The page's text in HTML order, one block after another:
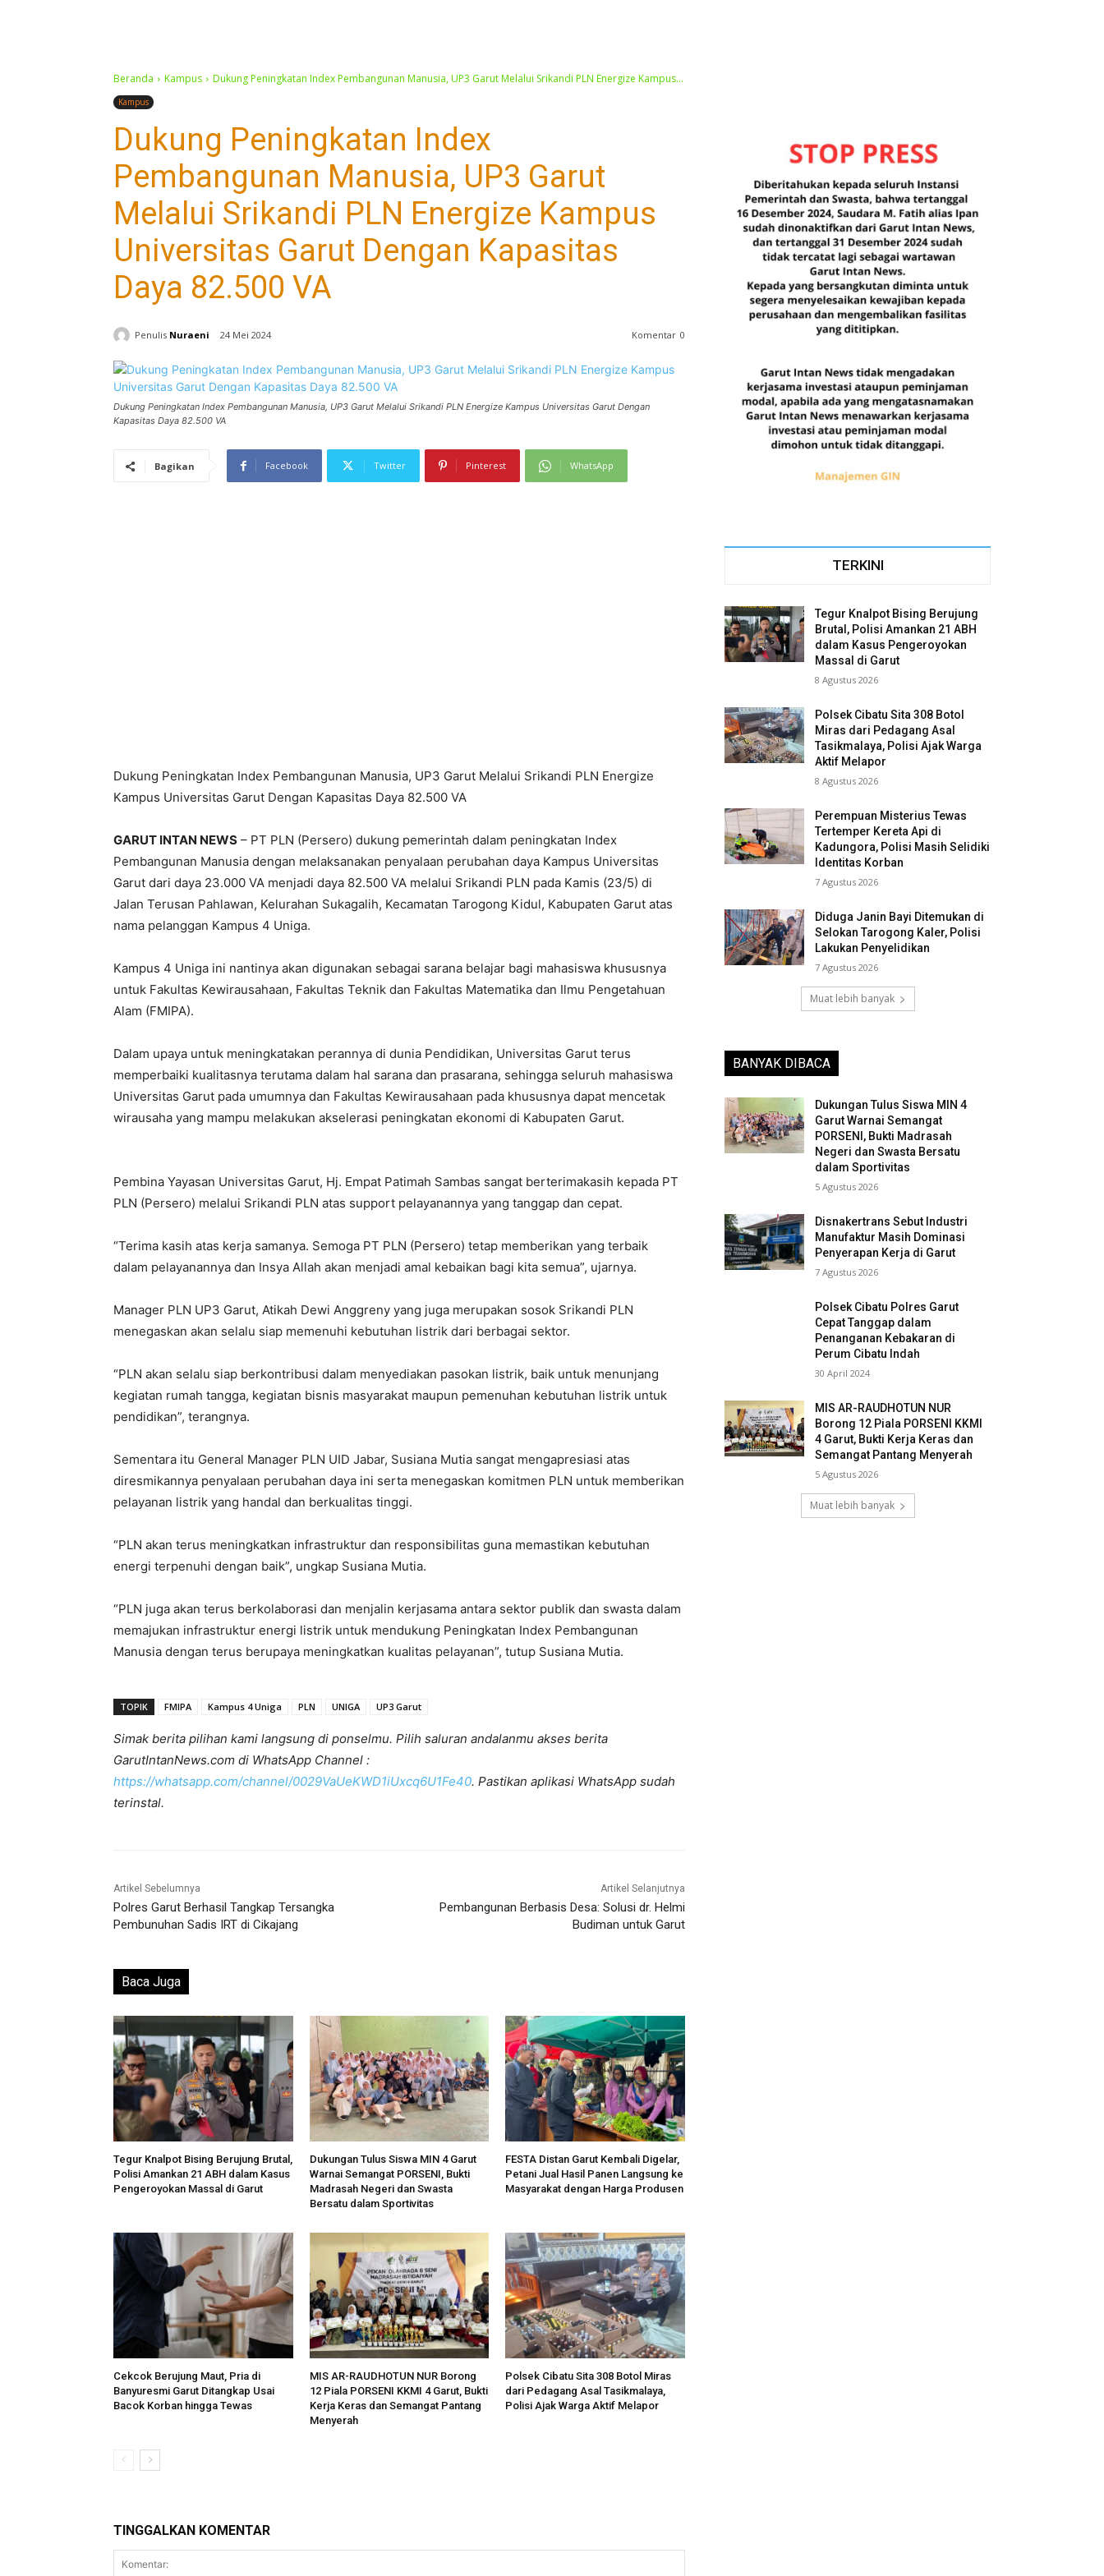
Beranda Kampus Dukung Peningkatan Index Pembangunan Manusia, UP3 Garut Melalui Srikandi PLN Energize Kampus...
Kampus
Dukung Peningkatan Index
Pembangunan Manusia, UP3 Garut
Melalui Srikandi PLN Energize Kampus
Universitas Garut Dengan Kapasitas
Daya 82.500 VA
Penulis Nuraeni 24 Mei 2024 Komentar 0
Dukung Peningkatan Index Pembangunan Manusia, UP3 Garut Melalui Srikandi PLN Energize Kampus Universitas Garut Dengan
Kapasitas Daya 82.500 VA
Bagikan Facebook Twitter Pinterest WhatsApp
Dukung Peningkatan Index Pembangunan Manusia, UP3 Garut Melalui Srikandi PLN Energize
Kampus Universitas Garut Dengan Kapasitas Daya 82.500 VA
GARUT INTAN NEWS – PT PLN (Persero) dukung pemerintah dalam peningkatan Index
Pembangunan Manusia dengan melaksanakan penyalaan perubahan daya Kampus Universitas
Garut dari daya 23.000 VA menjadi daya 82.500 VA melalui Srikandi PLN pada Kamis (23/5) di
Jalan Terusan Pahlawan, Kelurahan Sukagalih, Kecamatan Tarogong Kidul, Kabupaten Garut atas
nama pelanggan Kampus 4 Uniga.
Kampus 4 Uniga ini nantinya akan digunakan sebagai sarana belajar bagi mahasiswa khususnya
untuk Fakultas Kewirausahaan, Fakultas Teknik dan Fakultas Matematika dan Ilmu Pengetahuan
Alam (FMIPA).
Dalam upaya untuk meningkatakan perannya di dunia Pendidikan, Universitas Garut terus
memperbaiki kualitasnya terutama dalam hal sarana dan prasarana, sehingga seluruh mahasiswa
Universitas Garut pada umumnya dan Fakultas Kewirausahaan pada khususnya dapat mencetak
wirausaha yang mampu melakukan akselerasi peningkatan ekonomi di Kabupaten Garut.
Pembina Yayasan Universitas Garut, Hj. Empat Patimah Sambas sangat berterimakasih kepada PT
PLN (Persero) melalui Srikandi PLN atas support pelayanannya yang tanggap dan cepat.
“Terima kasih atas kerja samanya. Semoga PT PLN (Persero) tetap memberikan yang terbaik
dalam pelayanannya dan Insya Allah akan menjadi amal kebaikan bagi kita semua”, ujarnya.
Manager PLN UP3 Garut, Atikah Dewi Anggreny yang juga merupakan sosok Srikandi PLN
menegaskan akan selalu siap memenuhi kebutuhan listrik dari berbagai sektor.
“PLN akan selalu siap berkontribusi dalam menyediakan pasokan listrik, baik untuk menunjang
kegiatan rumah tangga, kegiatan bisnis masyarakat maupun pemenuhan kebutuhan listrik untuk
pendidikan”, terangnya.
Sementara itu General Manager PLN UID Jabar, Susiana Mutia sangat mengapresiasi atas
diresmikannya penyalaan perubahan daya ini serta menegaskan komitmen PLN untuk memberikan
pelayanan listrik yang handal dan berkualitas tinggi.
“PLN akan terus meningkatkan infrastruktur dan responsibilitas guna memastikan kebutuhan
energi terpenuhi dengan baik”, ungkap Susiana Mutia.
“PLN juga akan terus berkolaborasi dan menjalin kerjasama antara sektor publik dan swasta dalam
memajukan infrastruktur energi listrik untuk mendukung Peningkatan Index Pembangunan
Manusia dengan terus berupaya meningkatkan kualitas pelayanan”, tutup Susiana Mutia.
TOPIK FMIPA Kampus 4 Uniga PLN UNIGA UP3 Garut
Simak berita pilihan kami langsung di ponselmu. Pilih saluran andalanmu akses berita
GarutIntanNews.com di WhatsApp Channel :
https://whatsapp.com/channel/0029VaUeKWD1iUxcq6U1Fe40. Pastikan aplikasi WhatsApp sudah
terinstal.
Artikel Sebelumnya
Polres Garut Berhasil Tangkap Tersangka
Pembunuhan Sadis IRT di Cikajang
Artikel Selanjutnya
Pembangunan Berbasis Desa: Solusi dr. Helmi
Budiman untuk Garut
Baca Juga
Tegur Knalpot Bising Berujung Brutal,
Polisi Amankan 21 ABH dalam Kasus
Pengeroyokan Massal di Garut
Dukungan Tulus Siswa MIN 4 Garut
Warnai Semangat PORSENI, Bukti
Madrasah Negeri dan Swasta
Bersatu dalam Sportivitas
FESTA Distan Garut Kembali Digelar,
Petani Jual Hasil Panen Langsung ke
Masyarakat dengan Harga Produsen
Cekcok Berujung Maut, Pria di
Banyuresmi Garut Ditangkap Usai
Bacok Korban hingga Tewas
MIS AR-RAUDHOTUN NUR Borong
12 Piala PORSENI KKMI 4 Garut, Bukti
Kerja Keras dan Semangat Pantang
Menyerah
Polsek Cibatu Sita 308 Botol Miras
dari Pedagang Asal Tasikmalaya,
Polisi Ajak Warga Aktif Melapor
TINGGALKAN KOMENTAR
TERKINI
Tegur Knalpot Bising Berujung
Brutal, Polisi Amankan 21 ABH
dalam Kasus Pengeroyokan
Massal di Garut
8 Agustus 2026
Polsek Cibatu Sita 308 Botol
Miras dari Pedagang Asal
Tasikmalaya, Polisi Ajak Warga
Aktif Melapor
8 Agustus 2026
Perempuan Misterius Tewas
Tertemper Kereta Api di
Kadungora, Polisi Masih Selidiki
Identitas Korban
7 Agustus 2026
Diduga Janin Bayi Ditemukan di
Selokan Tarogong Kaler, Polisi
Lakukan Penyelidikan
7 Agustus 2026
Muat lebih banyak
BANYAK DIBACA
Dukungan Tulus Siswa MIN 4
Garut Warnai Semangat
PORSENI, Bukti Madrasah
Negeri dan Swasta Bersatu
dalam Sportivitas
5 Agustus 2026
Disnakertrans Sebut Industri
Manufaktur Masih Dominasi
Penyerapan Kerja di Garut
7 Agustus 2026
Polsek Cibatu Polres Garut
Cepat Tanggap dalam
Penanganan Kebakaran di
Perum Cibatu Indah
30 April 2024
MIS AR-RAUDHOTUN NUR
Borong 12 Piala PORSENI KKMI
4 Garut, Bukti Kerja Keras dan
Semangat Pantang Menyerah
5 Agustus 2026
Muat lebih banyak